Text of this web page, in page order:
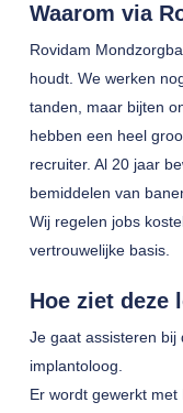
Waarom via
Rovidam
houdt. We werken
tanden, maar bijten
hebben een heel
recruiter. Al 20 jaar
bemiddelen van
Wij regelen jobs
vertrouwelijke basis.
Hoe ziet deze
Je gaat assisteren bij
implantoloog.
Er wordt gewerkt met